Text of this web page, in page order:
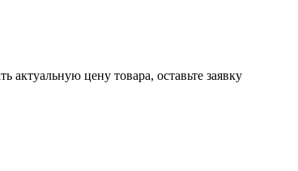
актуальную цену товара, оставьте заявку